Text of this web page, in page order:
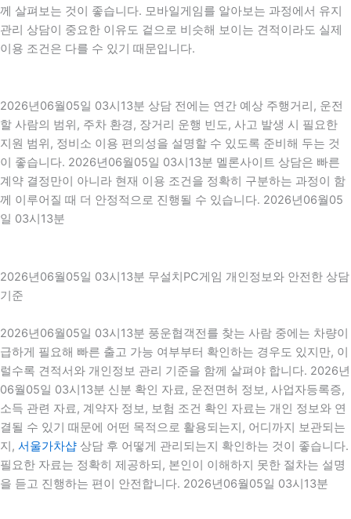
께 살펴보는 것이 좋습니다. 모바일게임를 알아보는 과정에서 유지
관리 상담이 중요한 이유도 겉으로 비슷해 보이는 견적이라도 실제
이용 조건은 다를 수 있기 때문입니다.
2026년06월05일 03시13분 상담 전에는 연간 예상 주행거리, 운전
할 사람의 범위, 주차 환경, 장거리 운행 빈도, 사고 발생 시 필요한
지원 범위, 정비소 이용 편의성을 설명할 수 있도록 준비해 두는 것
이 좋습니다. 2026년06월05일 03시13분 멜론사이트 상담은 빠른
계약 결정만이 아니라 현재 이용 조건을 정확히 구분하는 과정이 함
께 이루어질 때 더 안정적으로 진행될 수 있습니다. 2026년06월05
일 03시13분
2026년06월05일 03시13분 무설치PC게임 개인정보와 안전한 상담
기준
2026년06월05일 03시13분 풍운협객전를 찾는 사람 중에는 차량이
급하게 필요해 빠른 출고 가능 여부부터 확인하는 경우도 있지만, 이
럴수록 견적서와 개인정보 관리 기준을 함께 살펴야 합니다. 2026년
06월05일 03시13분 신분 확인 자료, 운전면허 정보, 사업자등록증,
소득 관련 자료, 계약자 정보, 보험 조건 확인 자료는 개인 정보와 연
결될 수 있기 때문에 어떤 목적으로 활용되는지, 어디까지 보관되는
지, 서울가차샵 상담 후 어떻게 관리되는지 확인하는 것이 좋습니다.
필요한 자료는 정확히 제공하되, 본인이 이해하지 못한 절차는 설명
을 듣고 진행하는 편이 안전합니다. 2026년06월05일 03시13분